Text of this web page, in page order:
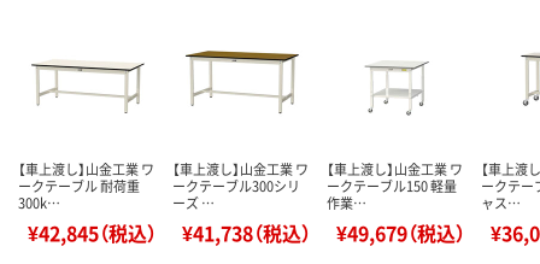
【車上渡し】山金工業 ワ
ークテーブル 耐荷重
300k…
¥42,845（税込）
【車上渡し】山金工業 ワ
ークテーブル300シリ
ーズ …
¥41,738（税込）
【車上渡し】山金工業 ワ
ークテーブル150 軽量
作業…
¥49,679（税込）
【車上渡
ークテー
ャス…